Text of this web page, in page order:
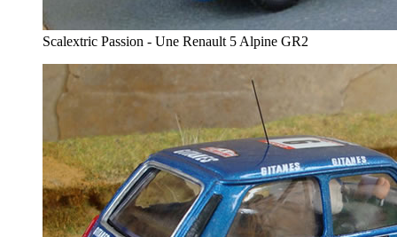
Scalextric Passion - Une Renault 5 Alpine GR2